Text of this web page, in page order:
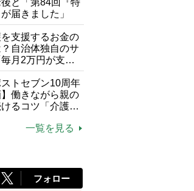
と「第84回『特
届きました」
支援するお金の
自治体独自のサ
月2万円が支給
ースも【FP解
ストセブン10周年
働きながら親の
るコツ「介護は
ズに分けて考えて
一覧を見る
フォロー